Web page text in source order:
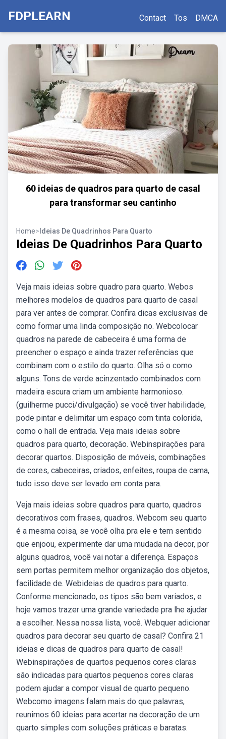
FDPLEARN Contact Tos DMCA
60 ideias de quadros para quarto de casal
para transformar seu cantinho
Home> Ideias De Quadrinhos Para Quarto
Ideias De Quadrinhos Para Quarto
Veja mais ideias sobre quadro para quarto. Webos
melhores modelos de quadros para quarto de casal
para ver antes de comprar. Confira dicas exclusivas de
como formar uma linda composição no. Webcolocar
quadros na parede de cabeceira é uma forma de
preencher o espaço e ainda trazer referências que
combinam com o estilo do quarto. Olha só o como
alguns. Tons de verde acinzentado combinados com
madeira escura criam um ambiente harmonioso.
(guilherme pucci/divulgação) se você tiver habilidade,
pode pintar e delimitar um espaço com tinta colorida,
como o hall de entrada. Veja mais ideias sobre
quadros para quarto, decoração. Webinspirações para
decorar quartos. Disposição de móveis, combinações
de cores, cabeceiras, criados, enfeites, roupa de cama,
tudo isso deve ser levado em conta para.
Veja mais ideias sobre quadros para quarto, quadros
decorativos com frases, quadros. Webcom seu quarto
é a mesma coisa, se você olha pra ele e tem sentido
que enjoou, experimente dar uma mudada na decor, por
alguns quadros, você vai notar a diferença. Espaços
sem portas permitem melhor organização dos objetos,
facilidade de. Webideias de quadros para quarto.
Conforme mencionado, os tipos são bem variados, e
hoje vamos trazer uma grande variedade pra lhe ajudar
a escolher. Nessa nossa lista, você. Webquer adicionar
quadros para decorar seu quarto de casal? Confira 21
ideias e dicas de quadros para quarto de casal!
Webinspirações de quartos pequenos cores claras
são indicadas para quartos pequenos cores claras
podem ajudar a compor visual de quarto pequeno.
Webcomo imagens falam mais do que palavras,
reunimos 60 ideias para acertar na decoração de um
quarto simples com soluções práticas e baratas.